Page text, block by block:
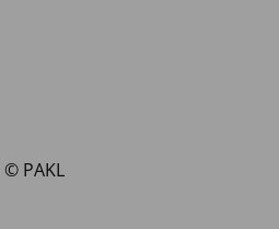
© PAKL